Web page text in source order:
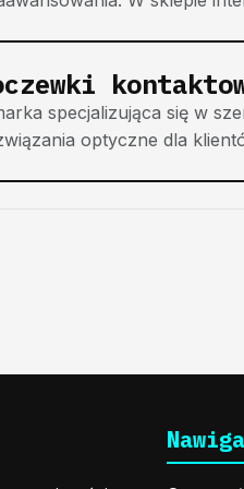
specjalizująca się w
optyczne dla